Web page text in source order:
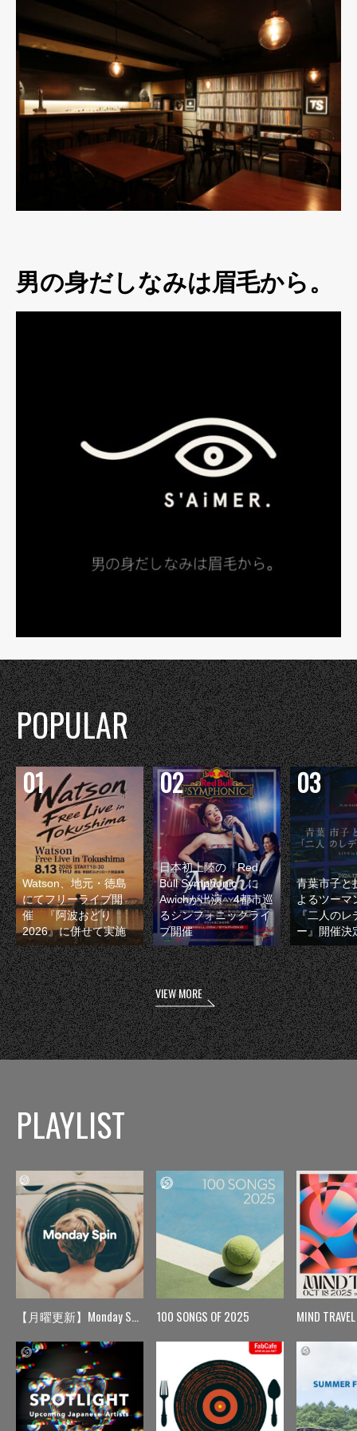
男の身だしなみは眉毛から。
POPULAR
Watson、地元・徳島
にてフリーライブ開
催 『阿波おどり
2026』に併せて実施
日本初上陸の『Red
Bull Symphonic』に
Awichが出演 4都市巡
るシンフォニックライ
ブ開催
青葉市子と
よるツーマ
『二人のレ
ー』開催決
VIEW MORE
PLAYLIST
【月曜更新】Monday Spin 100 SONGS OF 2025 MIND TRAVEL